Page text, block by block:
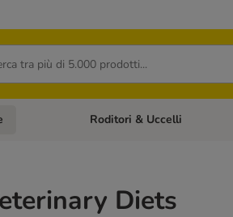
Categoria: CaniApri Menù Categoria: Diete
Roditori & Uccelli
Diets